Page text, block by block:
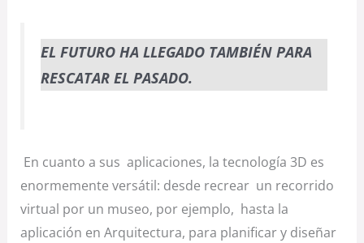
EL FUTURO HA LLEGADO TAMBIÉN PARA
RESCATAR EL PASADO.
En cuanto a sus aplicaciones, la tecnología 3D es
enormemente versátil: desde recrear un recorrido
virtual por un museo, por ejemplo, hasta la
aplicación en Arquitectura, para planificar y diseñar